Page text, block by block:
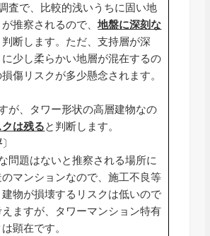
査で、比較的浅いうちに固い地
推察されるので、地盤に深刻な
判断します。ただ、支持層が深
に少し柔らかい地層が混在するの
傷リスクが多少懸念されます。
が、タワー形状の高層建物なの
は残ると判断します。
〕
問題はないと推察される場所に
マンションなので、施工不良等
物が損壊するリスクは低いので
ますが、タワーマンション特有
顕在です。